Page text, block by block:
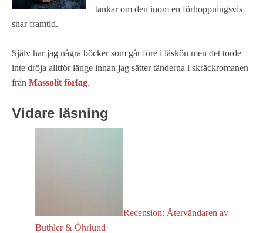
tankar om den inom en förhoppningsvis
snar framtid.
Själv har jag några böcker som går före i läskön men det torde
inte dröja alltför länge innan jag sätter tänderna i skräckromanen
från Massolit förlag.
Vidare läsning
Recension: Återvändaren av
Buthler & Öhrlund